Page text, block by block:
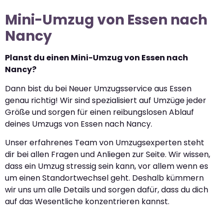
Mini-Umzug von Essen nach
Nancy
Planst du einen Mini-Umzug von Essen nach
Nancy?
Dann bist du bei Neuer Umzugsservice aus Essen
genau richtig! Wir sind spezialisiert auf Umzüge jeder
Größe und sorgen für einen reibungslosen Ablauf
deines Umzugs von Essen nach Nancy.
Unser erfahrenes Team von Umzugsexperten steht
dir bei allen Fragen und Anliegen zur Seite. Wir wissen,
dass ein Umzug stressig sein kann, vor allem wenn es
um einen Standortwechsel geht. Deshalb kümmern
wir uns um alle Details und sorgen dafür, dass du dich
auf das Wesentliche konzentrieren kannst.